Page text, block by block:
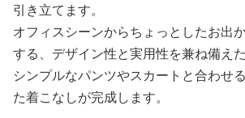
引き立てます。
オフィスシーンからちょっとしたお出
する、デザイン性と実用性を兼ね備え
シンプルなパンツやスカートと合わせ
た着こなしが完成します。